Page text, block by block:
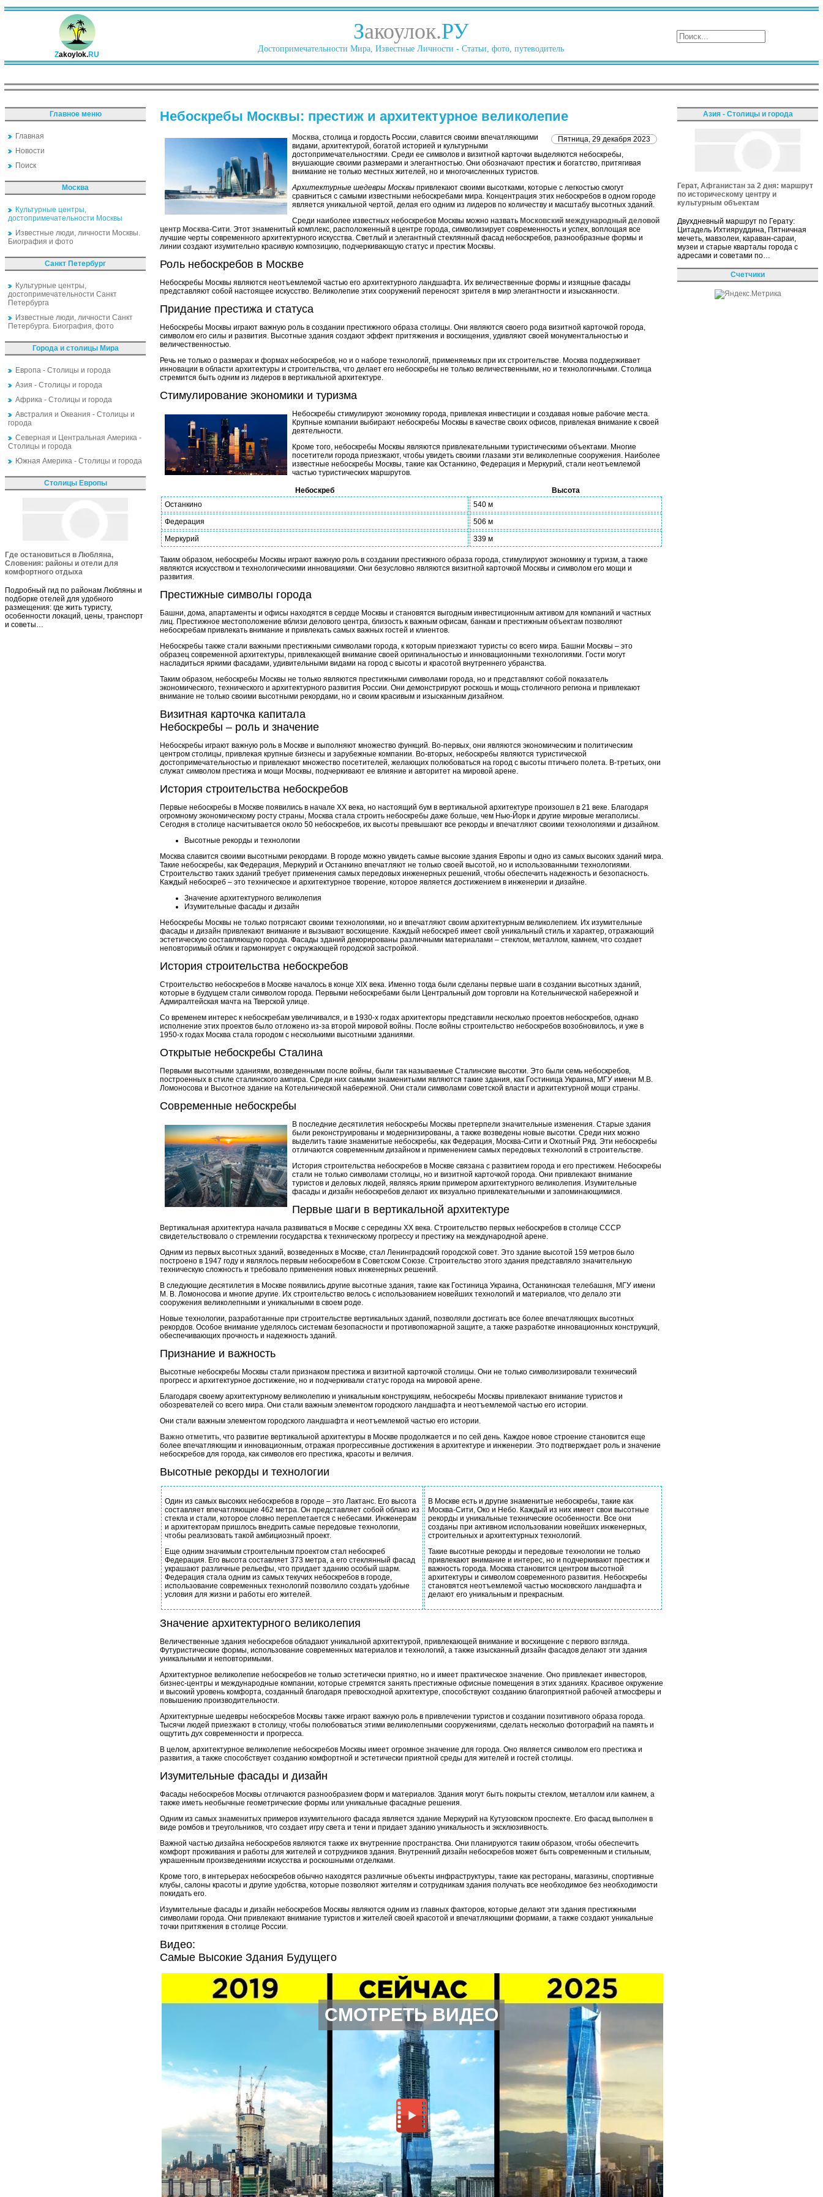
Zakoylok.RU
Закоулок.РУ
Достопримечательности Мира, Известные Личности - Статьи, фото, путеводитель
Главное меню
Главная
Новости
Поиск
Москва
Культурные центры,
достопримечательности Москвы
Известные люди, личности Москвы.
Биография и фото
Санкт Петербург
Культурные центры,
достопримечательности Санкт
Петербурга
Известные люди, личности Санкт
Петербурга. Биография, фото
Города и столицы Мира
Европа - Столицы и города
Азия - Столицы и города
Африка - Столицы и города
Австралия и Океания - Столицы и
города
Северная и Центральная Америка -
Столицы и города
Южная Америка - Столицы и города
Столицы Европы
Где остановиться в Любляна,
Словения: районы и отели для
комфортного отдыха
Подробный гид по районам Любляны и
подборке отелей для удобного
размещения: где жить туристу,
особенности локаций, цены, транспорт
и советы…
Небоскребы Москвы: престиж и архитектурное великолепие
Пятница, 29 декабря 2023
Москва, столица и гордость России, славится своими впечатляющими
видами, архитектурой, богатой историей и культурными
достопримечательностями. Среди ее символов и визитной карточки выделяются небоскребы,
внушающие своими размерами и элегантностью. Они обозначают престиж и богатство, притягивая
внимание не только местных жителей, но и многочисленных туристов.
Архитектурные шедевры Москвы привлекают своими высотками, которые с легкостью смогут
сравниться с самыми известными небоскребами мира. Концентрация этих небоскребов в одном городе
является уникальной чертой, делая его одним из лидеров по количеству и масштабу высотных зданий.
Среди наиболее известных небоскребов Москвы можно назвать Московский международный деловой
центр Москва-Сити. Этот знаменитый комплекс, расположенный в центре города, символизирует современность и успех, воплощая все
лучшие черты современного архитектурного искусства. Светлый и элегантный стеклянный фасад небоскребов, разнообразные формы и
линии создают изумительно красивую композицию, подчеркивающую статус и престиж Москвы.
Роль небоскребов в Москве
Небоскребы Москвы являются неотъемлемой частью его архитектурного ландшафта. Их величественные формы и изящные фасады
представляют собой настоящее искусство. Великолепие этих сооружений переносят зрителя в мир элегантности и изысканности.
Придание престижа и статуса
Небоскребы Москвы играют важную роль в создании престижного образа столицы. Они являются своего рода визитной карточкой города,
символом его силы и развития. Высотные здания создают эффект притяжения и восхищения, удивляют своей монументальностью и
величественностью.
Речь не только о размерах и формах небоскребов, но и о наборе технологий, применяемых при их строительстве. Москва поддерживает
инновации в области архитектуры и строительства, что делает его небоскребы не только величественными, но и технологичными. Столица
стремится быть одним из лидеров в вертикальной архитектуре.
Стимулирование экономики и туризма
Небоскребы стимулируют экономику города, привлекая инвестиции и создавая новые рабочие места.
Крупные компании выбирают небоскребы Москвы в качестве своих офисов, привлекая внимание к своей
деятельности.
Кроме того, небоскребы Москвы являются привлекательными туристическими объектами. Многие
посетители города приезжают, чтобы увидеть своими глазами эти великолепные сооружения. Наиболее
известные небоскребы Москвы, такие как Останкино, Федерация и Меркурий, стали неотъемлемой
частью туристических маршрутов.
Небоскреб
Высота
Останкино
540 м
Федерация
506 м
Меркурий
339 м
Таким образом, небоскребы Москвы играют важную роль в создании престижного образа города, стимулируют экономику и туризм, а также
являются искусством и технологическими инновациями. Они безусловно являются визитной карточкой Москвы и символом его мощи и
развития.
Престижные символы города
Башни, дома, апартаменты и офисы находятся в сердце Москвы и становятся выгодным инвестиционным активом для компаний и частных
лиц. Престижное местоположение вблизи делового центра, близость к важным офисам, банкам и престижным объектам позволяют
небоскребам привлекать внимание и привлекать самых важных гостей и клиентов.
Небоскребы также стали важными престижными символами города, к которым приезжают туристы со всего мира. Башни Москвы – это
образец современной архитектуры, привлекающей внимание своей оригинальностью и инновационными технологиями. Гости могут
насладиться яркими фасадами, удивительными видами на город с высоты и красотой внутреннего убранства.
Таким образом, небоскребы Москвы не только являются престижными символами города, но и представляют собой показатель
экономического, технического и архитектурного развития России. Они демонстрируют роскошь и мощь столичного региона и привлекают
внимание не только своими высотными рекордами, но и своим красивым и изысканным дизайном.
Визитная карточка капитала
Небоскребы – роль и значение
Небоскребы играют важную роль в Москве и выполняют множество функций. Во-первых, они являются экономическим и политическим
центром столицы, привлекая крупные бизнесы и зарубежные компании. Во-вторых, небоскребы являются туристической
достопримечательностью и привлекают множество посетителей, желающих полюбоваться на город с высоты птичьего полета. В-третьих, они
служат символом престижа и мощи Москвы, подчеркивают ее влияние и авторитет на мировой арене.
История строительства небоскребов
Первые небоскребы в Москве появились в начале XX века, но настоящий бум в вертикальной архитектуре произошел в 21 веке. Благодаря
огромному экономическому росту страны, Москва стала строить небоскребы даже больше, чем Нью-Йорк и другие мировые мегаполисы.
Сегодня в столице насчитывается около 50 небоскребов, их высоты превышают все рекорды и впечатляют своими технологиями и дизайном.
Высотные рекорды и технологии
Москва славится своими высотными рекордами. В городе можно увидеть самые высокие здания Европы и одно из самых высоких зданий мира.
Такие небоскребы, как Федерация, Меркурий и Останкино впечатляют не только своей высотой, но и использованными технологиями.
Строительство таких зданий требует применения самых передовых инженерных решений, чтобы обеспечить надежность и безопасность.
Каждый небоскреб – это техническое и архитектурное творение, которое является достижением в инженерии и дизайне.
Значение архитектурного великолепия
Изумительные фасады и дизайн
Небоскребы Москвы не только потрясают своими технологиями, но и впечатляют своим архитектурным великолепием. Их изумительные
фасады и дизайн привлекают внимание и вызывают восхищение. Каждый небоскреб имеет свой уникальный стиль и характер, отражающий
эстетическую составляющую города. Фасады зданий декорированы различными материалами – стеклом, металлом, камнем, что создает
неповторимый облик и гармонирует с окружающей городской застройкой.
История строительства небоскребов
Строительство небоскребов в Москве началось в конце XIX века. Именно тогда были сделаны первые шаги в создании высотных зданий,
которые в будущем стали символом города. Первыми небоскребами были Центральный дом торговли на Котельнической набережной и
Адмиралтейская мачта на Тверской улице.
Со временем интерес к небоскребам увеличивался, и в 1930-х годах архитекторы представили несколько проектов небоскребов, однако
исполнение этих проектов было отложено из-за второй мировой войны. После войны строительство небоскребов возобновилось, и уже в
1950-х годах Москва стала городом с несколькими высотными зданиями.
Открытые небоскребы Сталина
Первыми высотными зданиями, возведенными после войны, были так называемые Сталинские высотки. Это были семь небоскребов,
построенных в стиле сталинского ампира. Среди них самыми знаменитыми являются такие здания, как Гостиница Украина, МГУ имени М.В.
Ломоносова и Высотное здание на Котельнической набережной. Они стали символами советской власти и архитектурной мощи страны.
Современные небоскребы
В последние десятилетия небоскребы Москвы претерпели значительные изменения. Старые здания
были реконструированы и модернизированы, а также возведены новые высотки. Среди них можно
выделить такие знаменитые небоскребы, как Федерация, Москва-Сити и Охотный Ряд. Эти небоскребы
отличаются современным дизайном и применением самых передовых технологий в строительстве.
История строительства небоскребов в Москве связана с развитием города и его престижем. Небоскребы
стали не только символами столицы, но и визитной карточкой города. Они привлекают внимание
туристов и деловых людей, являясь ярким примером архитектурного великолепия. Изумительные
фасады и дизайн небоскребов делают их визуально привлекательными и запоминающимися.
Первые шаги в вертикальной архитектуре
Вертикальная архитектура начала развиваться в Москве с середины XX века. Строительство первых небоскребов в столице СССР
свидетельствовало о стремлении государства к техническому прогрессу и престижу на международной арене.
Одним из первых высотных зданий, возведенных в Москве, стал Ленинградский городской совет. Это здание высотой 159 метров было
построено в 1947 году и являлось первым небоскребом в Советском Союзе. Строительство этого здания представляло значительную
техническую сложность и требовало применения новых инженерных решений.
В следующие десятилетия в Москве появились другие высотные здания, такие как Гостиница Украина, Останкинская телебашня, МГУ имени
М. В. Ломоносова и многие другие. Их строительство велось с использованием новейших технологий и материалов, что делало эти
сооружения великолепными и уникальными в своем роде.
Новые технологии, разработанные при строительстве вертикальных зданий, позволяли достигать все более впечатляющих высотных
рекордов. Особое внимание уделялось системам безопасности и противопожарной защите, а также разработке инновационных конструкций,
обеспечивающих прочность и надежность зданий.
Признание и важность
Высотные небоскребы Москвы стали признаком престижа и визитной карточкой столицы. Они не только символизировали технический
прогресс и архитектурное достижение, но и подчеркивали статус города на мировой арене.
Благодаря своему архитектурному великолепию и уникальным конструкциям, небоскребы Москвы привлекают внимание туристов и
обозревателей со всего мира. Они стали важным элементом городского ландшафта и неотъемлемой частью его истории.
Они стали важным элементом городского ландшафта и неотъемлемой частью его истории.
Важно отметить, что развитие вертикальной архитектуры в Москве продолжается и по сей день. Каждое новое строение становится еще
более впечатляющим и инновационным, отражая прогрессивные достижения в архитектуре и инженерии. Это подтверждает роль и значение
небоскребов для города, как символов его престижа, красоты и величия.
Высотные рекорды и технологии
Один из самых высоких небоскребов в городе – это Лактанс. Его высота
составляет впечатляющие 462 метра. Он представляет собой облако из
стекла и стали, которое словно переплетается с небесами. Инженерам
и архитекторам пришлось внедрить самые передовые технологии,
чтобы реализовать такой амбициозный проект.
Еще одним значимым строительным проектом стал небоскреб
Федерация. Его высота составляет 373 метра, а его стеклянный фасад
украшают различные рельефы, что придает зданию особый шарм.
Федерация стала одним из самых текучих небоскребов в городе,
использование современных технологий позволило создать удобные
условия для жизни и работы его жителей.
В Москве есть и другие знаменитые небоскребы, такие как
Москва-Сити, Око и Небо. Каждый из них имеет свои высотные
рекорды и уникальные технические особенности. Все они
созданы при активном использовании новейших инженерных,
строительных и архитектурных технологий.
Такие высотные рекорды и передовые технологии не только
привлекают внимание и интерес, но и подчеркивают престиж и
важность города. Москва становится центром высотной
архитектуры и символом современного развития. Небоскребы
становятся неотъемлемой частью московского ландшафта и
делают его уникальным и прекрасным.
Значение архитектурного великолепия
Величественные здания небоскребов обладают уникальной архитектурой, привлекающей внимание и восхищение с первого взгляда.
Футуристические формы, использование современных материалов и технологий, а также изысканный дизайн фасадов делают эти здания
уникальными и неповторимыми.
Архитектурное великолепие небоскребов не только эстетически приятно, но и имеет практическое значение. Оно привлекает инвесторов,
бизнес-центры и международные компании, которые стремятся занять престижные офисные помещения в этих зданиях. Красивое окружение
и высокий уровень комфорта, созданный благодаря превосходной архитектуре, способствуют созданию благоприятной рабочей атмосферы и
повышению производительности.
Архитектурные шедевры небоскребов Москвы также играют важную роль в привлечении туристов и создании позитивного образа города.
Тысячи людей приезжают в столицу, чтобы полюбоваться этими великолепными сооружениями, сделать несколько фотографий на память и
ощутить дух современности и прогресса.
В целом, архитектурное великолепие небоскребов Москвы имеет огромное значение для города. Оно является символом его престижа и
развития, а также способствует созданию комфортной и эстетически приятной среды для жителей и гостей столицы.
Изумительные фасады и дизайн
Фасады небоскребов Москвы отличаются разнообразием форм и материалов. Здания могут быть покрыты стеклом, металлом или камнем, а
также иметь необычные геометрические формы или уникальные фасадные решения.
Одним из самых знаменитых примеров изумительного фасада является здание Меркурий на Кутузовском проспекте. Его фасад выполнен в
виде ромбов и треугольников, что создает игру света и тени и придает зданию уникальность и эксклюзивность.
Важной частью дизайна небоскребов являются также их внутренние пространства. Они планируются таким образом, чтобы обеспечить
комфорт проживания и работы для жителей и сотрудников здания. Внутренний дизайн небоскребов может быть современным и стильным,
украшенным произведениями искусства и роскошными отделками.
Кроме того, в интерьерах небоскребов обычно находятся различные объекты инфраструктуры, такие как рестораны, магазины, спортивные
клубы, салоны красоты и другие удобства, которые позволяют жителям и сотрудникам здания получать все необходимое без необходимости
покидать его.
Изумительные фасады и дизайн небоскребов Москвы являются одним из главных факторов, которые делают эти здания престижными
символами города. Они привлекают внимание туристов и жителей своей красотой и впечатляющими формами, а также создают уникальные
точки притяжения в столице России.
Видео:
Самые Высокие Здания Будущего
СМОТРЕТЬ ВИДЕО
Азия - Столицы и города
Герат, Афганистан за 2 дня: маршрут
по историческому центру и
культурным объектам
Двухдневный маршрут по Герату:
Цитадель Ихтияруддина, Пятничная
мечеть, мавзолеи, караван-сараи,
музеи и старые кварталы города с
адресами и советами по…
Счетчики